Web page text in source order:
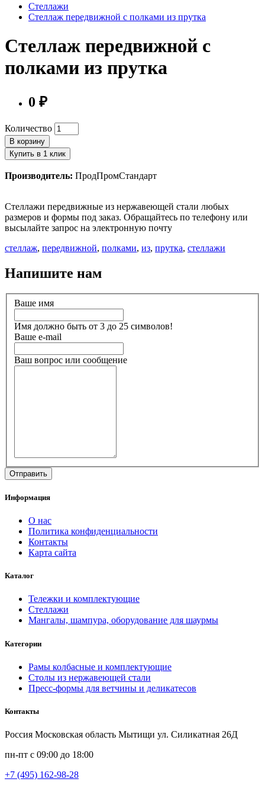
Стеллажи
Стеллаж передвижной с полками из прутка
Стеллаж передвижной с
полками из прутка
0 ₽
Количество
В корзину
Купить в 1 клик
Производитель: ПродПромСтандарт
Стеллажи передвижные из нержавеющей стали любых
размеров и формы под заказ. Обращайтесь по телефону или
высылайте запрос на электронную почту
стеллаж, передвижной, полками, из, прутка, стеллажи
Напишите нам
Ваше имя
Имя должно быть от 3 до 25 символов!
Ваше e-mail
Ваш вопрос или сообщение
Информация
О нас
Политика конфиденциальности
Контакты
Карта сайта
Каталог
Тележки и комплектующие
Стеллажи
Мангалы, шампура, оборудование для шаурмы
Категории
Рамы колбасные и комплектующие
Столы из нержавеющей стали
Пресс-формы для ветчины и деликатесов
Контакты
Россия Московская область Мытищи ул. Силикатная 26Д
пн-пт с 09:00 до 18:00
+7 (495) 162-98-28